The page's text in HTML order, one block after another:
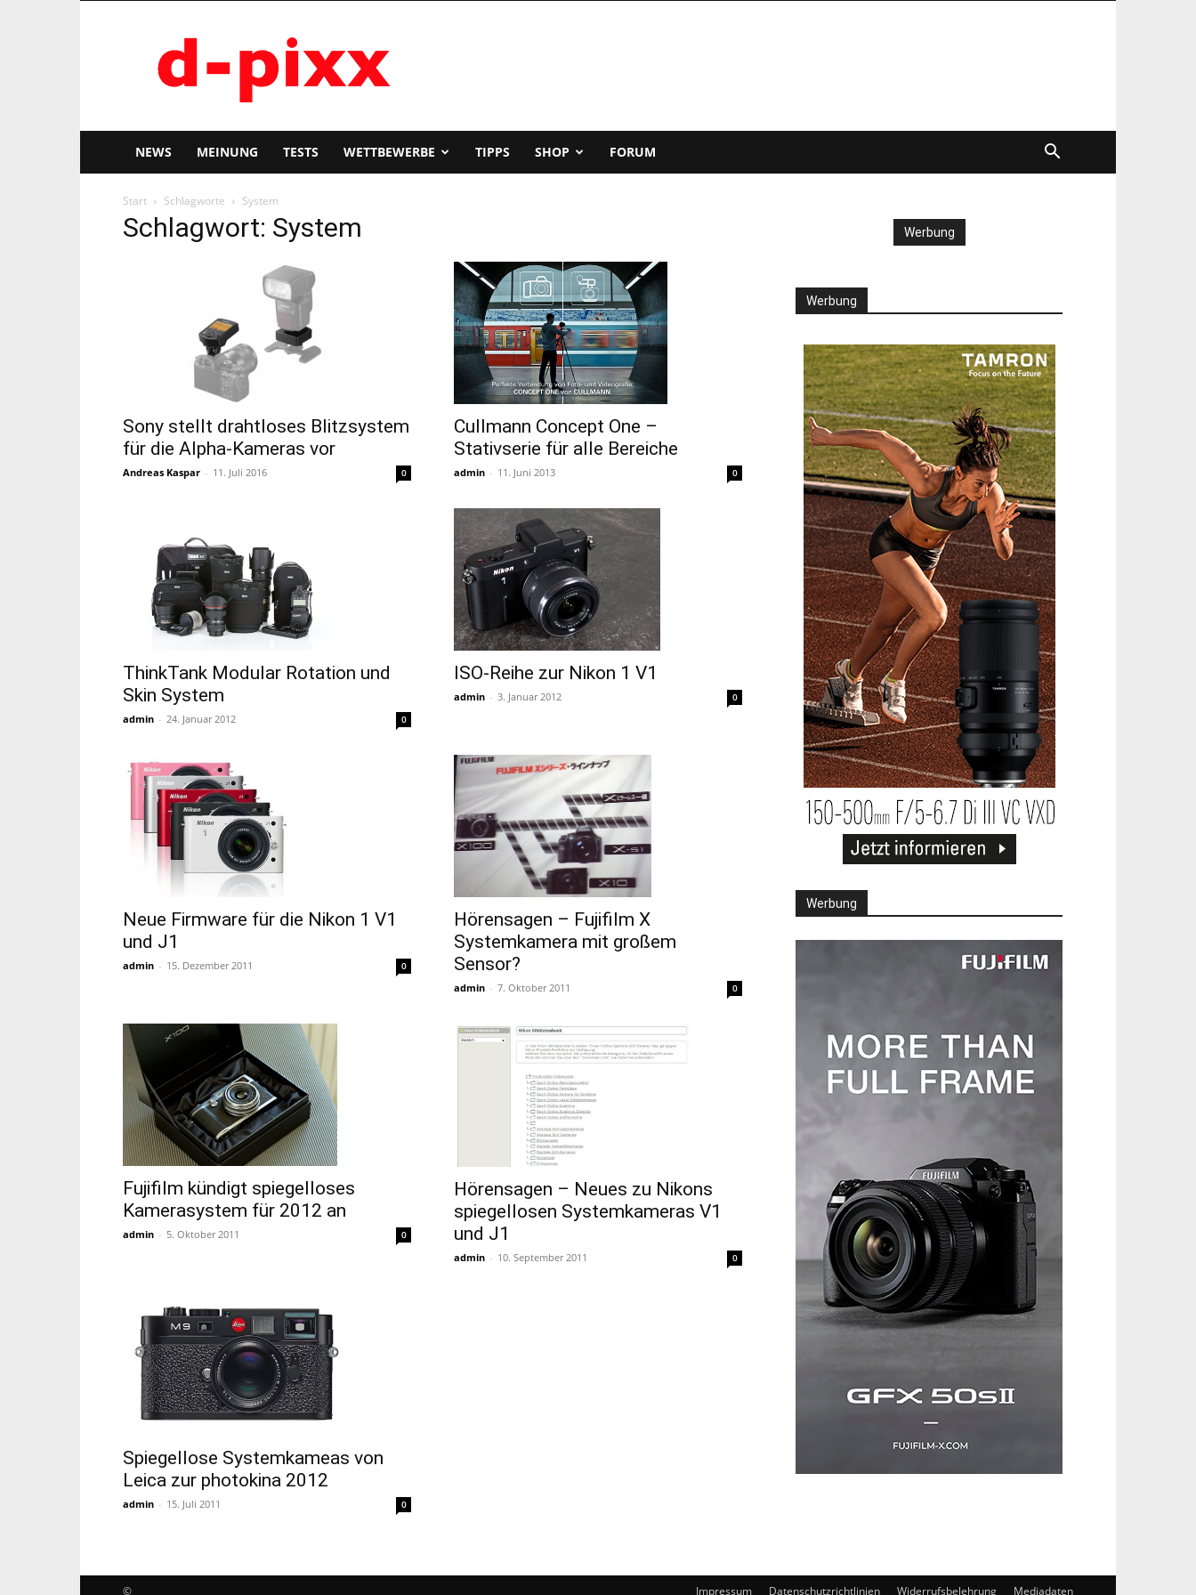
pixx
NEWS MEINUNG TESTS WETTBEWERBE TIPPS SHOP FORUM
Start Schlagworte System
Schlagwort: System
Sony stellt drahtloses Blitzsystem
für die Alpha-Kameras vor
Andreas Kaspar - 11. Juli 2016 0
Cullmann Concept One –
Stativserie für alle Bereiche
admin - 11. Juni 2013 0
ThinkTank Modular Rotation und
Skin System
admin - 24. Januar 2012 0
ISO-Reihe zur Nikon 1 V1
admin - 3. Januar 2012 0
Neue Firmware für die Nikon 1 V1
und J1
admin - 15. Dezember 2011 0
Hörensagen – Fujifilm X
Systemkamera mit großem
Sensor?
admin - 7. Oktober 2011 0
Fujifilm kündigt spiegelloses
Kamerasystem für 2012 an
admin - 5. Oktober 2011 0
Hörensagen – Neues zu Nikons
spiegellosen Systemkameras V1
und J1
admin - 10. September 2011 0
Spiegellose Systemkameas von
Leica zur photokina 2012
admin - 15. Juli 2011 0
Werbung
Werbung
Werbung
Impressum Datenschutzrichtlinien Widerrufsbelehrung Mediadaten
©